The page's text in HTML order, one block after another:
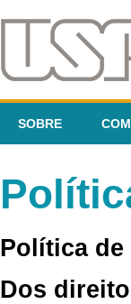
SOBRE
Política de
Dos